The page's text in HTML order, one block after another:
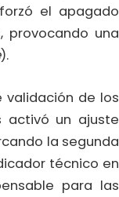
el apagado
provocando una
).
de los
activó un ajuste
la segunda
técnico en
para las